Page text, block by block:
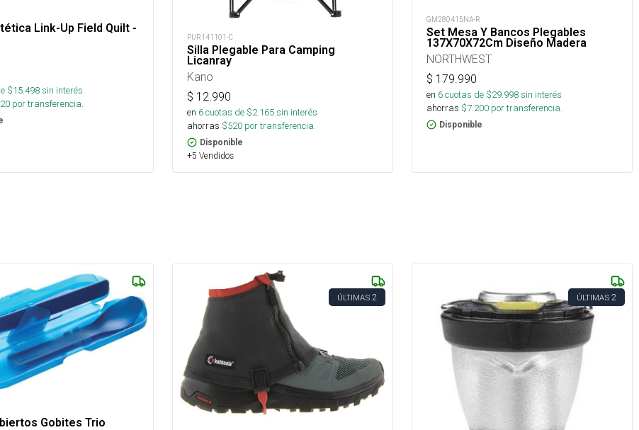
Link-Up Field Quilt -
$15.498sin interés
por transferencia.
PUR141101-C
Silla Plegable Para Camping
Licanray
Kano
$ 12.990
en 6cuotas de $2.165sin interés
ahorras $520 por transferencia.
Disponible
+5 Vendidos
GM280415NA-R
Set Mesa Y Bancos Plegables
137X70X72Cm Diseño Madera
NORTHWEST
$ 179.990
en 6cuotas de $29.998sin interés
ahorras $7.200 por transferencia.
Disponible
Gobites Trio
ÚLTIMAS 2 ÚLTIMAS 2